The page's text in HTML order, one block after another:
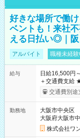
好きな場所で働
ベントも！来社
える日払い◎｜阪
アルバイト 職種未経験
給与
日給16,500円～
＋交通費支給 ★交通費全額支給！ ★日払いOK！（規定あり） ┗
働いたその日
交通費別途
勤務地
大阪市中央区
大阪府大阪市
株式会社ワ